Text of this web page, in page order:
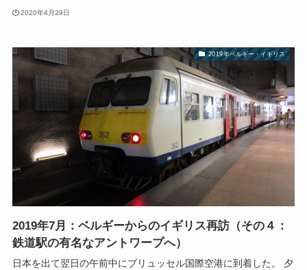
2020年4月29日
2019年ベルギー・イギリス
2019年7月：ベルギーからのイギリス再訪（その４：
鉄道駅の有名なアントワープへ）
日本を出て翌日の午前中にブリュッセル国際空港に到着した。 夕